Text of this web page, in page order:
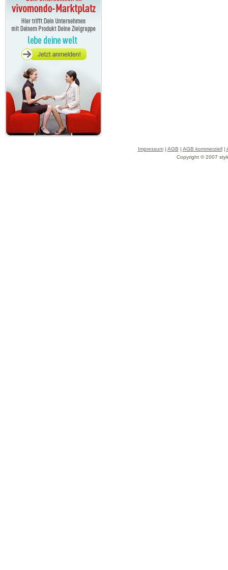
Impressum| AGB | AGB kommerziell|
Copyright © 2007